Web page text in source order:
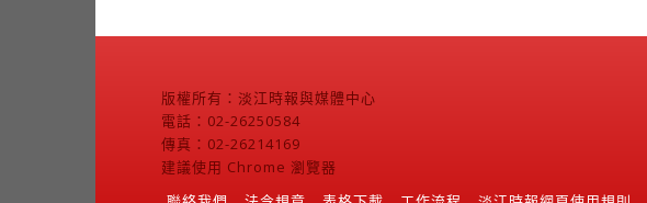
版權所有：淡江時報與媒體中心
電話：02-26250584
傳真：02-26214169
建議使用 Chrome 瀏覽器